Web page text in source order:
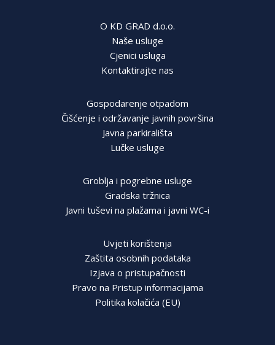
O KD GRAD d.o.o.
Naše usluge
Cjenici usluga
Kontaktirajte nas
Gospodarenje otpadom
Čišćenje i održavanje javnih površina
Javna parkirališta
Lučke usluge
Groblja i pogrebne usluge
Gradska tržnica
Javni tuševi na plažama i javni WC-i
Uvjeti korištenja
Zaštita osobnih podataka
Izjava o pristupačnosti
Pravo na Pristup informacijama
Politika kolačića (EU)